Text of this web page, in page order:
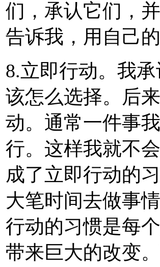
们，承认它们，
告诉我，用自己
8.立即行动。我
该怎么选择。后
动。通常一件事
行。这样我就不
成了立即行动的
大笔时间去做事
行动的习惯是每
带来巨大的改变